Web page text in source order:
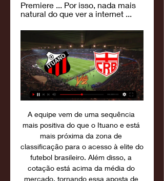
Premiere ... Por isso, nada mais
natural do que ver a internet ...
A equipe vem de uma sequência
mais positiva do que o Ituano e está
mais próxima da zona de
classificação para o acesso à elite do
futebol brasileiro. Além disso, a
cotação está acima da média do
mercado, tornando essa aposta de